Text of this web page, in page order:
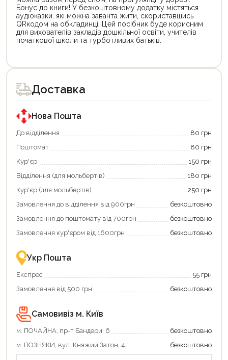
Бонус до книги! У безкоштовному додатку містяться
аудіоказки. які можна заванта жити, скориставшись
QRкодом на обкладинці. Цей посібник буде корисним
для вихователів закладів дошкільної освіти, учителів
початкової школи та турботливих батьків.
товар
для
покупки
державною
програмою
єКнига.
Використовуйте
карту
щоб
зекономити
та
отримати
переваги!
картою
єКнига
–
зручно
та
товар
для
покупки
державною
програмою
«Національний
кешбек».
покупку
«Національний
кешбек»
та
отримуйте
повернення
Економте
більше
разом
державною
підтримкою!
Доставка
Нова Пошта
До відділення
80 грн
Поштомат
80 грн
Кур'єр
150 грн
Відділення (для мольбертів)
180 грн
Кур'єр (для мольбертів)
250 грн
Замовлення до відділення від 900грн
безкоштовно
Замовлення до поштомату від 700грн
безкоштовно
Замовлення кур'єром від 1600грн
безкоштовно
Укр Пошта
Експрес
55 грн
Замовлення від 500 грн
безкоштовно
Самовивіз м. Київ
м. ПОЧАЙНА, пр-т Бандери, 6
безкоштовно
м. ПОЗНЯКИ, вул. Княжий Затон, 4
безкоштовно